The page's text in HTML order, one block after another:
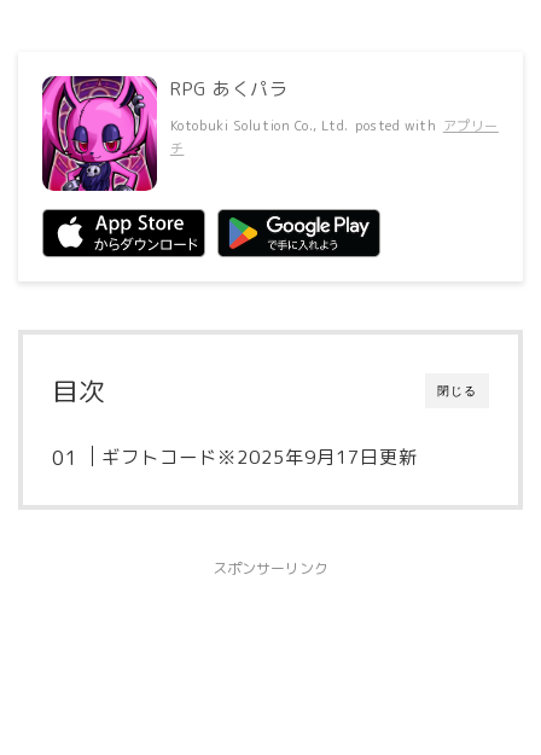
RPG あくパラ
Kotobuki Solution Co., Ltd. posted with アプリー
チ
閉じる
目次
ギフトコード※2025年9月17日更新
スポンサーリンク